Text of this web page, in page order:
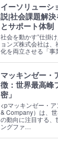
イーソリューシ
説|社会課題解
とサポート体制
社会を動かす”仕掛
ョンズ株式会社は
化を両立させる「
マッキンゼー・
徴：世界最高峰
密」
<pマッキンゼー・
& Company）は、
の動向に注目する、
ングファ…